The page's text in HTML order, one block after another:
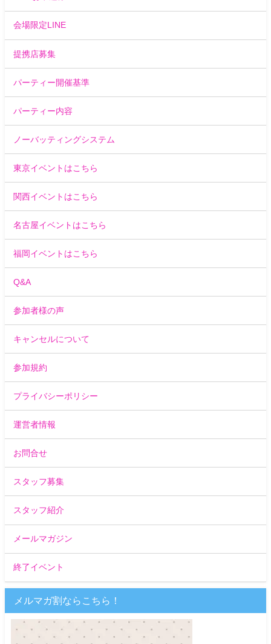
会場限定LINE
提携店募集
パーティー開催基準
パーティー内容
ノーバッティングシステム
東京イベントはこちら
関西イベントはこちら
名古屋イベントはこちら
福岡イベントはこちら
Q&A
参加者様の声
キャンセルについて
参加規約
プライバシーポリシー
運営者情報
お問合せ
スタッフ募集
スタッフ紹介
メールマガジン
終了イベント
メルマガ割ならこちら！